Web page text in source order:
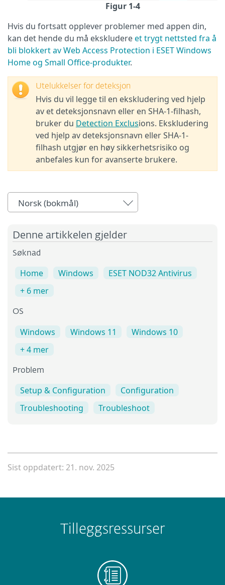
Figur 1-4
Hvis du fortsatt opplever problemer med appen din,
kan det hende du må ekskludereet trygt nettsted fra å
bli blokkert av Web Access Protection i ESET Windows
Home og Small Office-produkter.
Utelukkelser for deteksjon
Hvis du vil legge til en ekskludering ved hjelp
av et deteksjonsnavn eller en SHA-1-filhash,
bruker du Detection Exclusions. Ekskludering
ved hjelp av deteksjonsnavn eller SHA-1-
filhash utgjør en høy sikkerhetsrisiko og
anbefales kun for avanserte brukere.
Norsk (bokmål)
Denne artikkelen gjelder
Søknad
Home Windows
ESET NOD32 Antivirus
+ 6 mer
OS
Windows Windows 11
Windows 10
+ 4 mer
Problem
Setup & Configuration
Configuration
Troubleshooting
Troubleshoot
Sist oppdatert: 21. nov. 2025
Tilleggsressurser